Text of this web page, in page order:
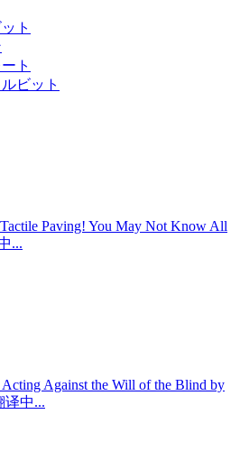
ト
ト
ビット
Paving! You May Not Know All
...
Against the Will of the Blind by
译中...